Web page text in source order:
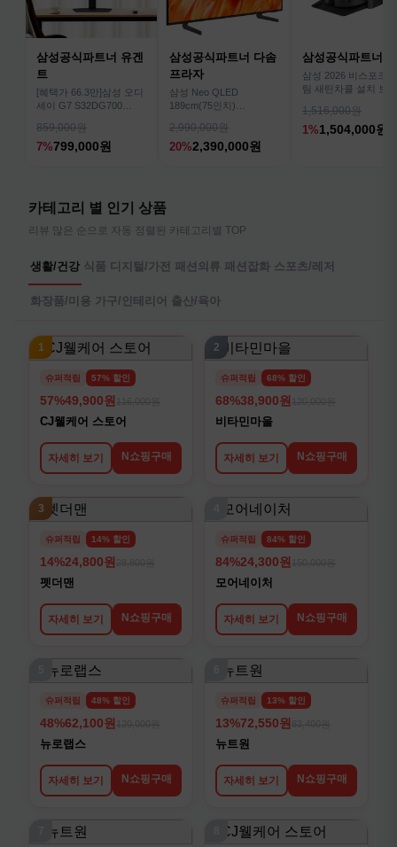
삼성공식파트너 유겐
트
[혜택가 66.3만]삼성 오디
세이 G7 S32DG700
859,000원
7%799,000원
삼성공식파트너 다솜
프라자
삼성 Neo QLED
189cm(75인치)
TV
2,990,000원
20%2,390,000원
삼성공식파트너
삼성 2026 비스포크
팀 새틴차콜 설치 보
1,516,000원
1%1,504,000원
카테고리 별 인기 상품
리뷰 많은 순으로 자동 정렬된 카테고리별 TOP
생활/건강 식품 디지털/가전 패션의류 패션잡화 스포츠/레저
화장품/미용 가구/인테리어 출산/육아
1
슈퍼적립 57% 할인
57%49,900원
CJ웰케어 스토어
자세히 보기 N쇼핑구매
2
슈퍼적립 68% 할인
68%38,900원
비타민마을
자세히 보기 N쇼핑구매
3
슈퍼적립 14% 할인
14%24,800원
펫더맨
자세히 보기 N쇼핑구매
슈퍼적립 84% 할인
84%24,300원
모어네이처
자세히 보기 N쇼핑구매
슈퍼적립 48% 할인
48%62,100원
뉴로랩스
자세히 보기 N쇼핑구매
슈퍼적립 13% 할인
13%72,550원
뉴트원
자세히 보기 N쇼핑구매